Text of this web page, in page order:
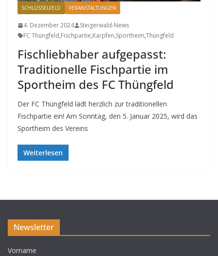
SCHLÜSSELFELD VERANSTALTUNGEN
4. Dezember 2024
Steigerwald-News
FC Thüngfeld,Fischpartie,Karpfen,Sportheim,Thüngfeld
Fischliebhaber aufgepasst:
Traditionelle Fischpartie im
Sportheim des FC Thüngfeld
Der FC Thüngfeld lädt herzlich zur traditionellen
Fischpartie ein! Am Sonntag, den 5. Januar 2025, wird das
Sportheim des Vereins
Weiterlesen
Newsletter
Vorname